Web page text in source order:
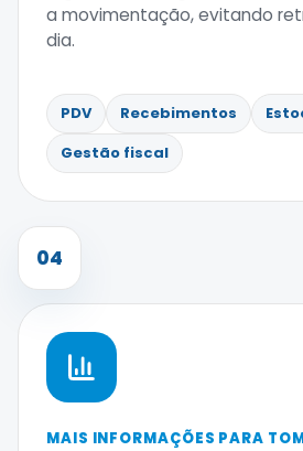
a movimentação, evitando
dia.
PDV Recebimentos
Gestão fiscal
04
MAIS INFORMAÇÕES PARA